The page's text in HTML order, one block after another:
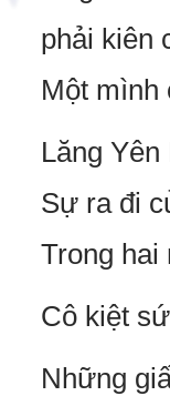
phải kiên
Một mình
Lăng
Sự ra đi
Trong hai
Cô kiệt
Những